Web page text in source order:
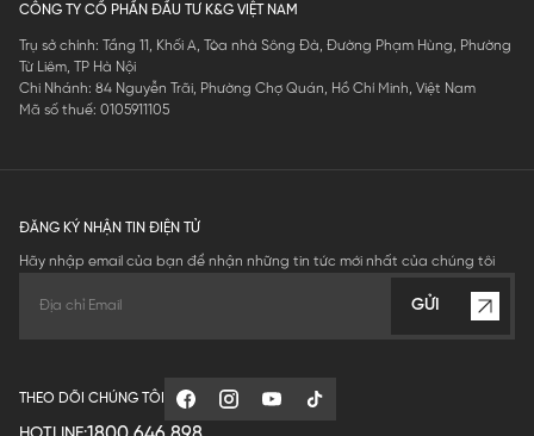
CÔNG TY CỔ PHẦN ĐẦU TƯ K&G VIỆT NAM
Trụ sở chính: Tầng 11, Khối A, Tòa nhà Sông Đà, Đường Phạm Hùng, Phường
Từ Liêm, TP Hà Nội
Chi Nhánh: 84 Nguyễn Trãi, Phường Chợ Quán, Hồ Chí Minh, Việt Nam
Mã số thuế: 0105911105
ĐĂNG KÝ NHẬN TIN ĐIỆN TỬ
Hãy nhập email của bạn để nhận những tin tức mới nhất của chúng tôi
GỬI
THEO DÕI CHÚNG TÔI